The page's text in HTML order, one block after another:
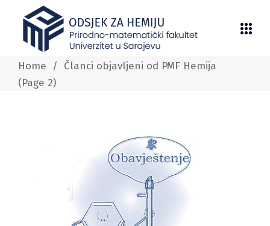
Home / Članci objavljeni od PMF Hemija
(Page 2)